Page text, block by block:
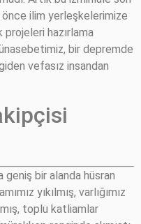
ilim yerleşkelerimize
projeleri hazırlama
bir depremde
vefasız insandan
geniş bir alanda hüsran
yıkılmış, varlığımız
toplu katliamlar